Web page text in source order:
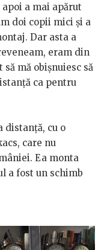
a mai apărut
doi copii mici și a
Dar asta a
eram din
mă obișnuiesc să
ca pentru
distanță, cu o
care nu
Ea monta
a fost un schimb